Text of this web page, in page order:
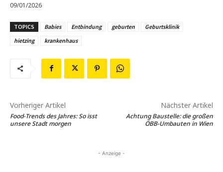
09/01/2026
TOPICS Babies Entbindung geburten
Geburtsklinik
hietzing
krankenhaus
Vorheriger Artikel
Food-Trends des Jahres: So isst
unsere Stadt morgen
Nächster Artikel
Achtung Baustelle: die großen
ÖBB-Umbauten in Wien
- Anzeige -